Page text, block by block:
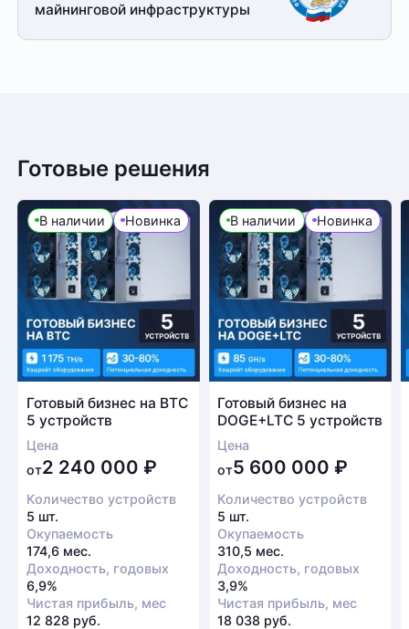
майнинговой инфраструктуры
Готовые решения
В наличии Новинка
Готовый бизнес на BTC
5 устройств
Цена
от2 240 000 ₽
Количество устройств
5 шт.
Окупаемость
174,6 мес.
Доходность, годовых
6,9%
Чистая прибыль, мес
12 828 руб.
В наличии Новинка
Готовый бизнес на
DOGE+LTC 5 устройств
Цена
от5 600 000₽
Количество устройств
5 шт.
Окупаемость
310,5 мес.
Доходность, годовых
3,9%
Чистая прибыль, мес
18 038 руб.